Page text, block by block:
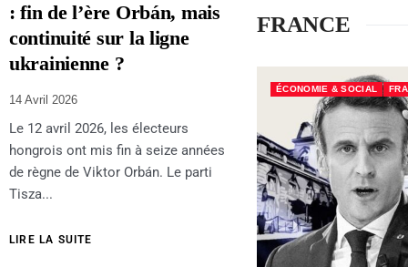
: fin de l’ère Orbán, mais
continuité sur la ligne
ukrainienne ?
14 Avril 2026
Le 12 avril 2026, les électeurs
hongrois ont mis fin à seize années
de règne de Viktor Orbán. Le parti
Tisza...
LIRE LA SUITE
FRANCE
ÉCONOMIE & SOCIAL